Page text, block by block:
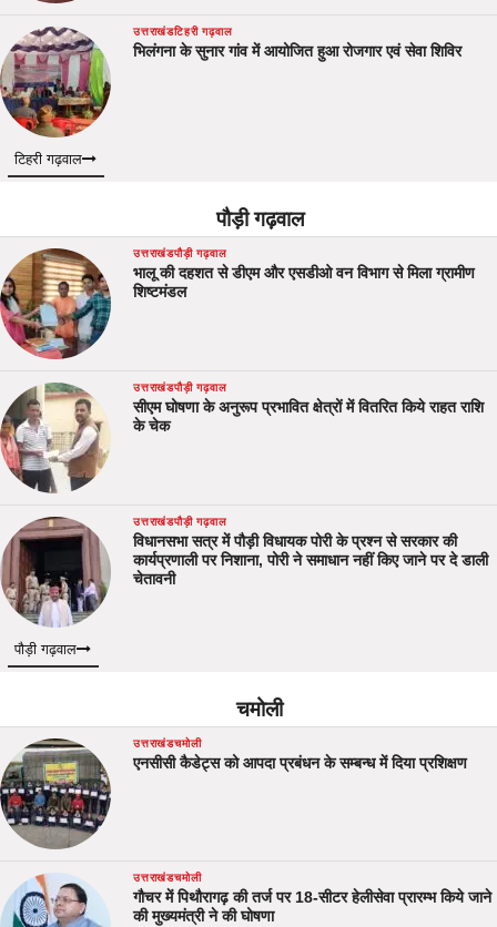
उत्तराखंडटिहरी गढ़वाल
भिलंगना के सुनार गांव में आयोजित हुआ रोजगार एवं सेवा शिविर
टिहरी गढ़वाल
पौड़ी गढ़वाल
उत्तराखंडपौड़ी गढ़वाल
भालू की दहशत से डीएम और एसडीओ वन विभाग से मिला ग्रामीण
शिष्टमंडल
उत्तराखंडपौड़ी गढ़वाल
सीएम घोषणा के अनुरूप प्रभावित क्षेत्रों में वितरित किये राहत राशि
के चेक
उत्तराखंडपौड़ी गढ़वाल
विधानसभा सत्र में पौड़ी विधायक पोरी के प्रश्न से सरकार की
कार्यप्रणाली पर निशाना, पोरी ने समाधान नहीं किए जाने पर दे डाली
चेतावनी
पौड़ी गढ़वाल
चमोली
उत्तराखंडचमोली
एनसीसी कैडेट्स को आपदा प्रबंधन के सम्बन्ध में दिया प्रशिक्षण
उत्तराखंडचमोली
गौचर में पिथौरागढ़ की तर्ज पर 18-सीटर हेलीसेवा प्रारम्भ किये जाने
की मुख्यमंत्री ने की घोषणा